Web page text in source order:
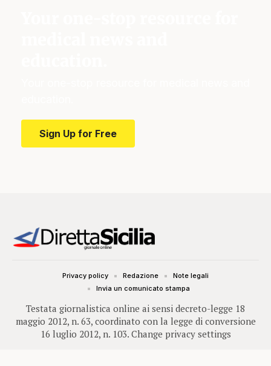
Sign Up for Free
Testata giornalistica online ai sensi decreto-legge 18
maggio 2012, n. 63, coordinato con la legge di conversione
16 luglio 2012, n. 103. Change privacy settings
Privacy policy Redazione
Note legali
Invia un comunicato stampa